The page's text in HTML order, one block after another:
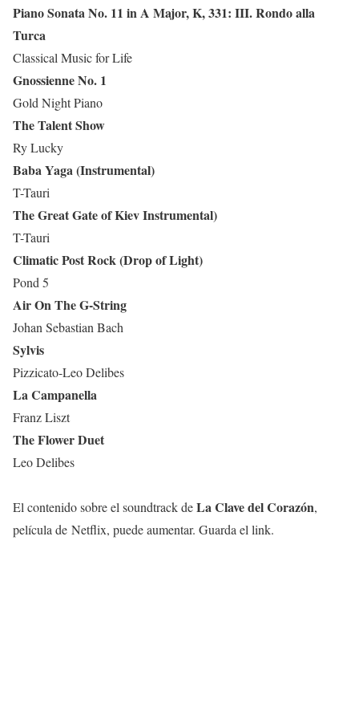
Piano Sonata No. 11 in A Major, K, 331: III. Rondo alla
Turca
Classical Music for Life
Gnossienne No. 1
Gold Night Piano
The Talent Show
Ry Lucky
Baba Yaga (Instrumental)
T-Tauri
The Great Gate of Kiev Instrumental)
T-Tauri
Climatic Post Rock (Drop of Light)
Pond 5
Air On The G-String
Johan Sebastian Bach
Sylvis
Pizzicato-Leo Delibes
La Campanella
Franz Liszt
The Flower Duet
Leo Delibes
El contenido sobre el soundtrack deLa Clave del Corazón,
película de Netflix, puede aumentar. Guarda el link.